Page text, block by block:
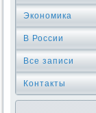
Экономика
В России
Все записи
Контакты